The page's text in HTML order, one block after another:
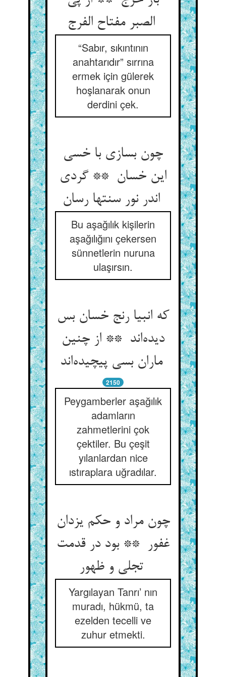
الصبر مفتاح الفرج
“Sabır, sıkıntının
anahtarıdır” sırrına
ermek için gülerek
hoşlanarak onun
derdini çek.
چون بسازی با خسی
این خسان ** گردی
اندر نور سنتها رسان
Bu aşağılık kişilerin
aşağılığını çekersen
sünnetlerin nuruna
ulaşırsın.
که انبیا رنج خسان بس
دیده‌اند ** از چنین
ماران بسی پیچیده‌اند
2150
Peygamberler aşağılık
adamların
zahmetlerini çok
çektiler. Bu çeşit
yılanlardan nice
ıstıraplara uğradılar.
چون مراد و حکم یزدان
غفور ** بود در قدمت
تجلی و ظهور
Yargılayan Tanrı’ nın
muradı, hükmü, ta
ezelden tecelli ve
zuhur etmekti.